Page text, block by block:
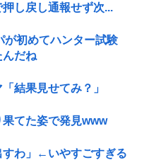
し戻し通報せず次...
が初めてハンター試験
んだね
結果見せてみ？」
果てた姿で発見www
すわ」←いやすごすぎる